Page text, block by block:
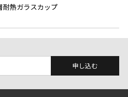
耐熱ガラスカップ
申し込む